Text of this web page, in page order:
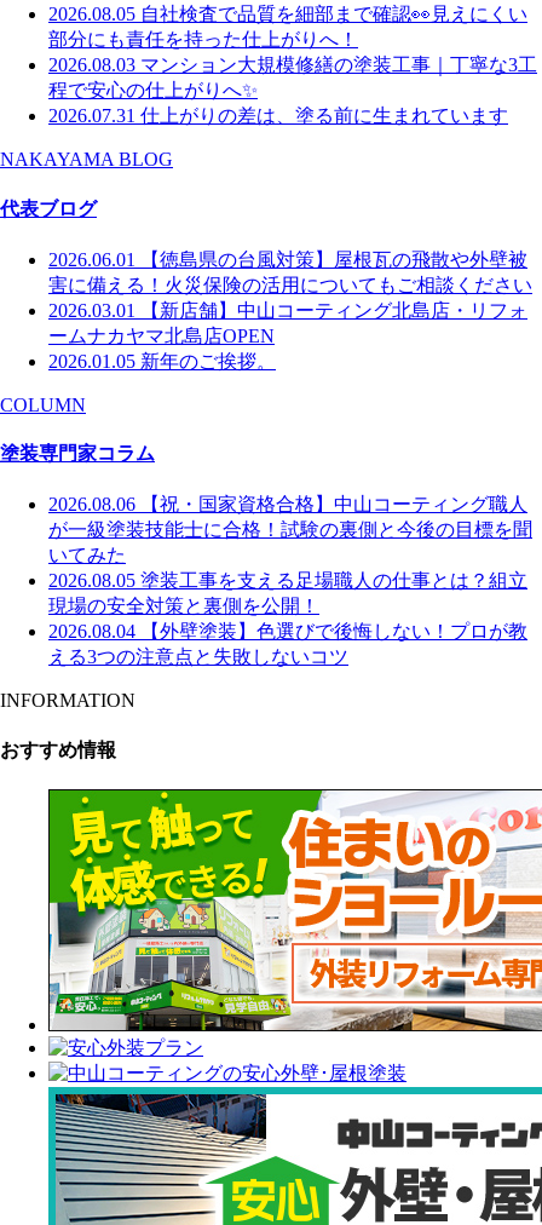
2026.08.05 自社検査で品質を細部まで確認👀見えにくい
部分にも責任を持った仕上がりへ！
2026.08.03 マンション大規模修繕の塗装工事｜丁寧な3工
程で安心の仕上がりへ✨
2026.07.31 仕上がりの差は、塗る前に生まれています
NAKAYAMA BLOG
代表ブログ
2026.06.01
【徳島県の台風対策】屋根瓦の飛散や外壁被
害に備える！火災保険の活用についてもご相談ください
2026.03.01
【新店舗】中山コーティング北島店・リフォ
ームナカヤマ北島店OPEN
2026.01.05 新年のご挨拶。
COLUMN
塗装専門家コラム
2026.08.06
【祝・国家資格合格】中山コーティング職人
が一級塗装技能士に合格！試験の裏側と今後の目標を聞
いてみた
2026.08.05 塗装工事を支える足場職人の仕事とは？組立
現場の安全対策と裏側を公開！
2026.08.04
【外壁塗装】色選びで後悔しない！プロが教
える3つの注意点と失敗しないコツ
INFORMATION
おすすめ情報